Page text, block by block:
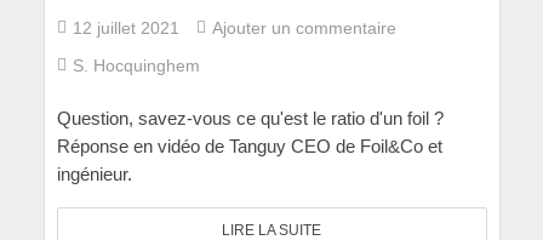
12 juillet 2021
Ajouter un commentaire
S. Hocquinghem
Question, savez-vous ce qu'est le ratio d'un foil ?
Réponse en vidéo de Tanguy CEO de Foil&Co et
ingénieur.
LIRE LA SUITE